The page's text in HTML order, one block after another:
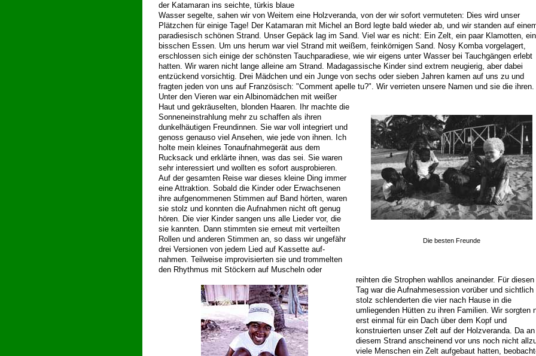
der Katamaran ins seichte, türkis blaue
Wasser segelte, sahen wir von Weitem eine Holzveranda, von der wir sofort vermuteten: Dies wird unser
Plätzchen für einige Tage! Der Katamaran mit Michel an Bord legte bald wieder ab, und wir standen auf
paradiesisch schönen Strand. Unser Gepäck lag im Sand. Viel war es nicht: Ein Zelt, ein paar Klamotten, ein
bisschen Essen. Um uns herum war viel Strand mit weißem, feinkörnigen Sand. Nosy Komba vorgelagert,
erschlossen sich einige der schönsten Tauchparadiese, wie wir eigens unter Wasser bei Tauchgängen erlebt
hatten. Wir waren nicht lange alleine am Strand. Madagassische Kinder sind extrem neugierig, aber dabei
entzückend vorsichtig. Drei Mädchen und ein Junge von sechs oder sieben Jahren kamen auf uns zu und
fragten jeden von uns auf Französisch: "Comment apelle tu?". Wir verrieten unsere Namen und sie die ihren.
Unter den Vieren war ein Albinomädchen mit weißer
Haut und gekräuselten, blonden Haaren. Ihr machte die
Sonneneinstrahlung mehr zu schaffen als ihren
dunkelhäutigen Freundinnen. Sie war voll integriert und
genoss genauso viel Ansehen, wie jede von ihnen. Ich
holte mein kleines Tonaufnahmegerät aus dem
Rucksack und erklärte ihnen, was das sei. Sie waren
sehr interessiert und wollten es sofort ausprobieren.
Auf der gesamten Reise war dieses kleine Ding immer
eine Attraktion. Sobald die Kinder oder Erwachsenen
ihre aufgenommenen Stimmen auf Band hörten, waren
sie stolz und konnten die Aufnahmen nicht oft genug
hören. Die vier Kinder sangen uns alle Lieder vor, die
sie kannten. Dann stimmten sie erneut mit verteilten
Rollen und anderen Stimmen an, so dass wir ungefähr
drei Versionen von jedem Lied auf Kassette auf-
nahmen. Teilweise improvisierten sie und trommelten
den Rhythmus mit Stöckern auf Muscheln oder
Die besten Freunde
reihten die Strophen wahllos aneinander. Für diesen
Tag war die Aufnahmesession vorüber und sichtlich
stolz schlenderten die vier nach Hause in die
umliegenden Hütten zu ihren Familien. Wir sorgten
erst einmal für ein Dach über dem Kopf und
konstruierten unser Zelt auf der Holzveranda. Da an
diesem Strand anscheinend vor uns noch nicht
viele Menschen ein Zelt aufgebaut hatten,